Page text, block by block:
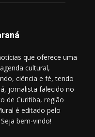
que oferece uma
cultural,
ciência e fé, tendo
jornalista falecido no
de Curitiba, região
é editado pelo
bem-vindo!